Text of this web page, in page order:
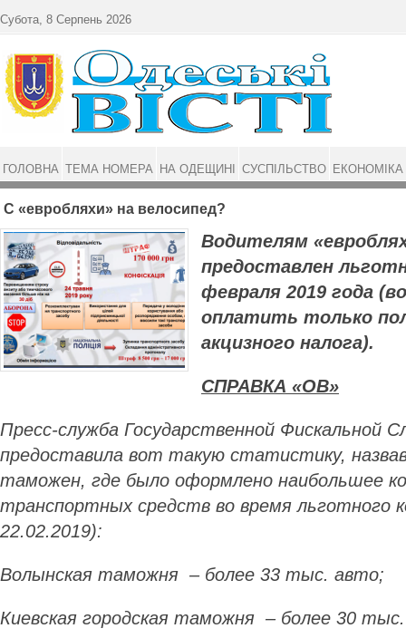
С «евробляхи» на велосипед?
Водителям
предоставлен
февраля 2019 года
оплатить только
акцизного налога).
СПРАВКА «ОВ»
Пресс-служба Государственной Фискальной
предоставила вот такую статистику,
таможен, где было оформлено наибольшее
транспортных средств во время льготного
22.02.2019):
Волынская таможня – более 33 тыс. авто;
Киевская городская таможня – более 30
Субота, 8 Серпень 2026
ГОЛОВНА ТЕМА НОМЕРА НА ОДЕЩИНІ СУСПІЛЬСТВО ЕКОНОМІКА